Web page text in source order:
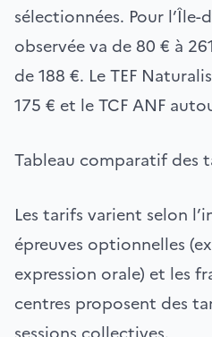
sélectionnées. Pour
observée va de 80 € à
de 188 €. Le TEF
175 € et le TCF ANF
Tableau comparatif des
Les tarifs varient selon
épreuves optionnelles
expression orale) et les
centres proposent des